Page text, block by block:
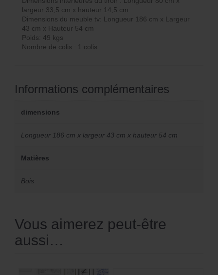
largeur 33,5 cm x hauteur 14,5 cm
Dimensions du meuble tv: Longueur 186 cm x Largeur
43 cm x Hauteur 54 cm
Poids: 49 kgs
Nombre de colis : 1 colis
Informations complémentaires
dimensions
Longueur 186 cm x largeur 43 cm x hauteur 54 cm
Matières
Bois
Vous aimerez peut-être
aussi…